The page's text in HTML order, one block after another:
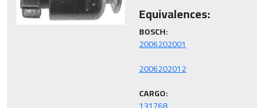
Equivalences:
BOSCH:
CARGO: